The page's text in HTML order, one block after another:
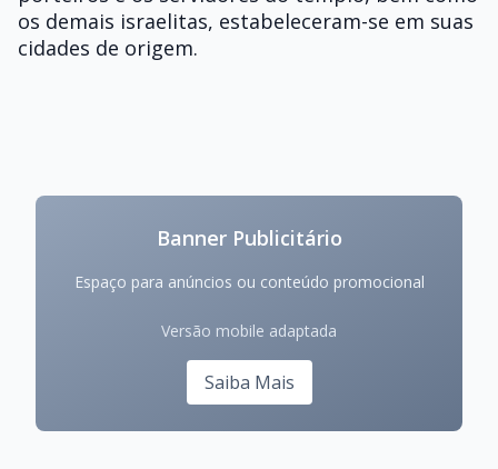
os demais israelitas, estabeleceram-se em suas
cidades de origem.
Banner Publicitário
Espaço para anúncios ou conteúdo promocional
Versão mobile adaptada
Saiba Mais